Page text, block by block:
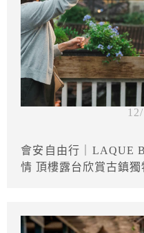
會安自由行｜LAQUE
情 頂樓露台欣賞古鎮獨